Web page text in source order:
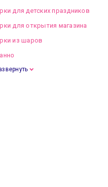
для детских праздников
для открытия магазина
из шаров